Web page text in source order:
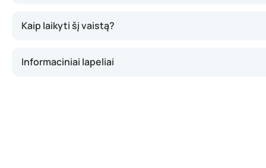
Kaip laikyti šį vaistą?
Informaciniai lapeliai